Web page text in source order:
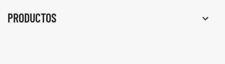
PRODUCTOS 